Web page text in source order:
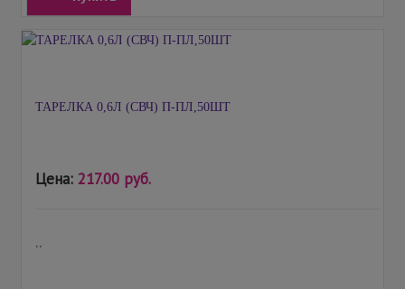
ТАРЕЛКА 0,6Л (СВЧ) П-ПЛ,50ШТ
Цена: 217.00 руб.
..